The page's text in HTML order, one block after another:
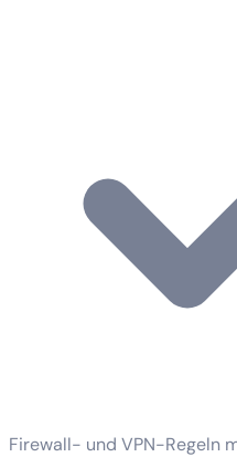
Firewall- und VPN-Regeln